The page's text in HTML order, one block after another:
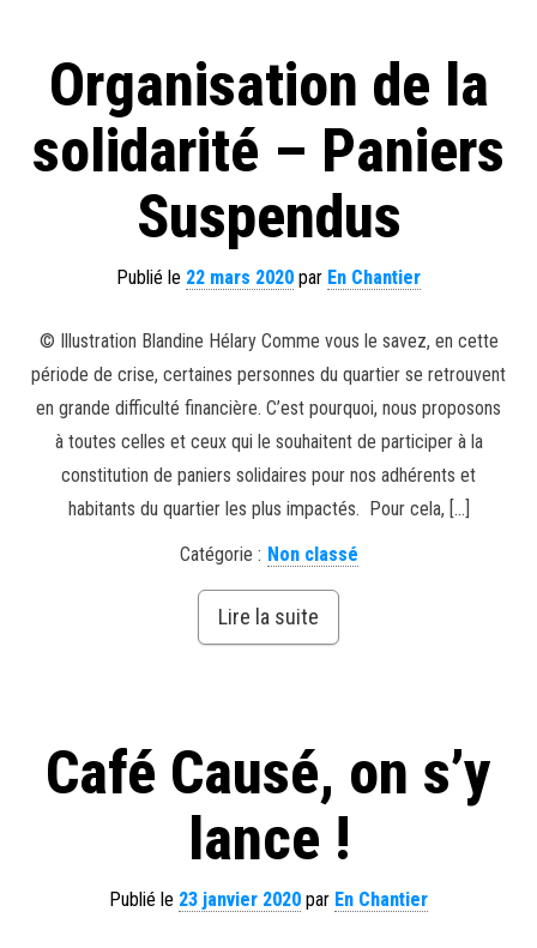
Organisation de la
solidarité – Paniers
Suspendus
Publié le 22 mars 2020 par En Chantier
© Illustration Blandine Hélary Comme vous le savez, en cette
période de crise, certaines personnes du quartier se retrouvent
en grande difficulté financière. C’est pourquoi, nous proposons
à toutes celles et ceux qui le souhaitent de participer à la
constitution de paniers solidaires pour nos adhérents et
habitants du quartier les plus impactés. Pour cela, […]
Catégorie : Non classé
Lire la suite
Café Causé, on s’y
lance !
Publié le 23 janvier 2020 par En Chantier